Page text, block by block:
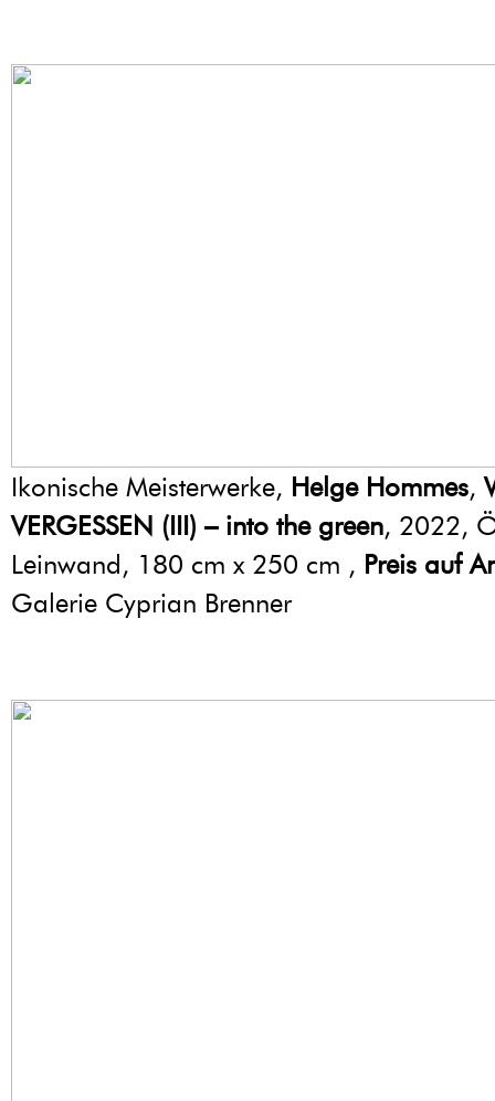
Ikonische Meisterwerke, Helge Hommes,
VERGESSEN (III) – into the green, 2022,
Leinwand, 180 cm x 250 cm , Preis auf
Galerie Cyprian Brenner